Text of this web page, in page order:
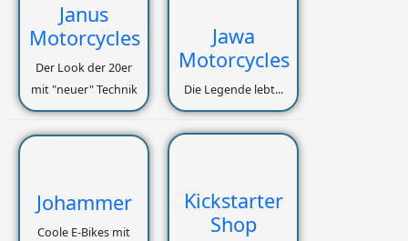
Janus
Motorcycles
Der Look der 20er
mit "neuer" Technik
Jawa
Motorcycles
Die Legende lebt...
Johammer
Coole E-Bikes mit
Kickstarter
Shop